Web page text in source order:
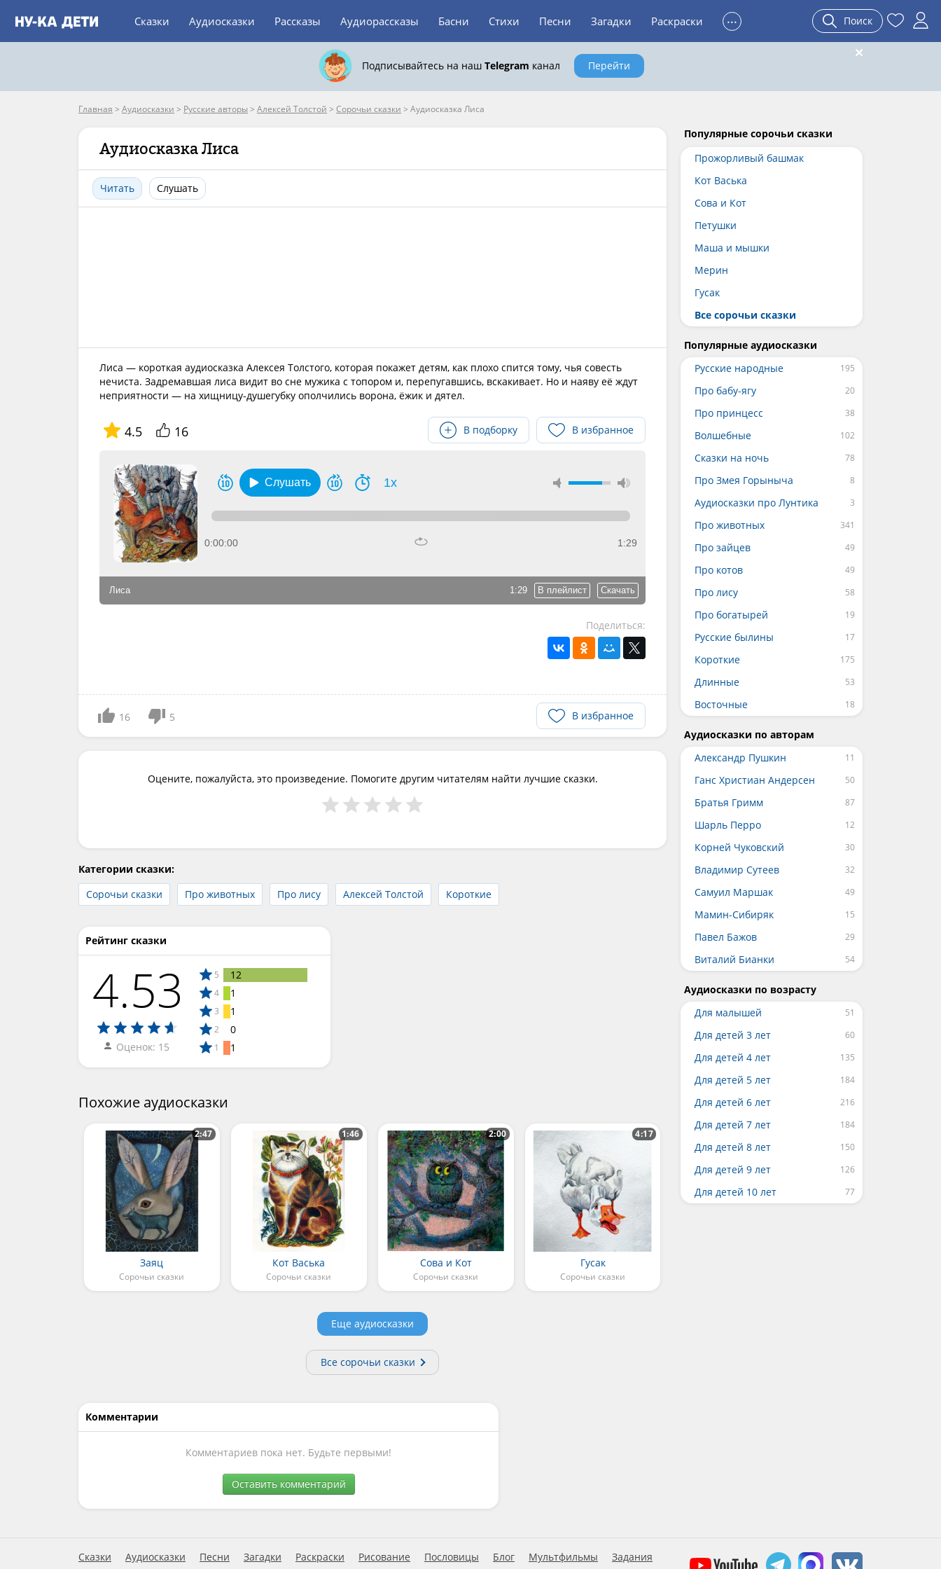
Сказки Аудиосказки Рассказы Аудиорассказы Басни Стихи Песни Загадки Раскраски ... Поиск
Подписывайтесь на наш Telegram канал Перейти
Главная > Аудиосказки > Русские авторы > Алексей Толстой > Сорочьи сказки > Аудиосказка Лиса
Аудиосказка Лиса
Читать Слушать
Лиса — короткая аудиосказка Алексея Толстого, которая покажет детям, как плохо спится тому, чья совесть
нечиста. Задремавшая лиса видит во сне мужика с топором и, перепугавшись, вскакивает. Но и наяву её ждут
неприятности — на хищницу-душегубку ополчились ворона, ёжик и дятел.
4.5 16 В подборку В избранное
Слушать 1x
0:00:00 1:29
1:29 В плейлист Скачать
Лиса
Поделиться:
16 5 В избранное
Оцените, пожалуйста, это произведение. Помогите другим читателям найти лучшие сказки.
Категории сказки:
Сорочьи сказки
Про животных Про лису Алексей Толстой Короткие
Рейтинг сказки
4.53
Оценок: 15
5 12
4 1
3 1
2 0
1 1
Похожие аудиосказки
Заяц
Сорочьи сказки
2:47
Кот Васька
Сорочьи сказки
1:46
Сова и Кот
Сорочьи сказки
2:00
Гусак
Сорочьи сказки
4:17
Еще аудиосказки
Все сорочьи сказки
Комментарии
Комментариев пока нет. Будьте первыми!
Оставить комментарий
Популярные сорочьи сказки
Прожорливый башмак
Кот Васька
Сова и Кот
Петушки
Маша и мышки
Мерин
Гусак
Все сорочьи сказки
Популярные аудиосказки
Русские народные
Про бабу-ягу
Про принцесс
Волшебные
Сказки на ночь
Про Змея Горыныча
Аудиосказки про Лунтика
Про животных
Про зайцев
Про котов
Про лису
Про богатырей
Русские былины
Короткие
Длинные
Восточные
Аудиосказки по авторам
Александр Пушкин
Ганс Христиан Андерсен
Братья Гримм
Шарль Перро
Корней Чуковский
Владимир Сутеев
Самуил Маршак
Мамин-Сибиряк
Павел Бажов
Виталий Бианки
Аудиосказки по возрасту
Для малышей
Для детей 3 лет
Для детей 4 лет
Для детей 5 лет
Для детей 6 лет
Для детей 7 лет
Для детей 8 лет
Для детей 9 лет
Для детей 10 лет
Сказки Аудиосказки Песни Загадки Раскраски Рисование Пословицы Блог Мультфильмы Задания